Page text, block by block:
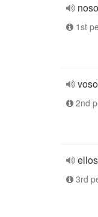
1st
2nd
3rd